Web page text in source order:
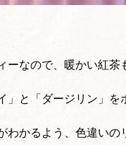
ーなので、暖かい紅茶
」と「ダージリン」を
わかるよう、色違いの